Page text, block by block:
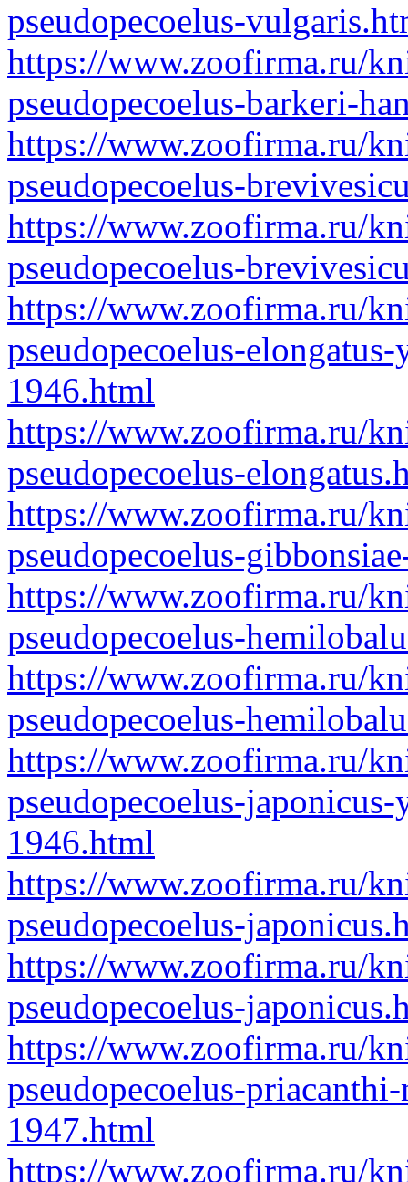
pseudopecoelus-
https://www.zoofirma.ru/
pseudopecoelus-barkeri-
https://www.zoofirma.ru/
pseudopecoelus-
https://www.zoofirma.ru/
pseudopecoelus-
https://www.zoofirma.ru/
pseudopecoelus-
1946.html
https://www.zoofirma.ru/
pseudopecoelus-
https://www.zoofirma.ru/
pseudopecoelus-
https://www.zoofirma.ru/
pseudopecoelus-
https://www.zoofirma.ru/
pseudopecoelus-
https://www.zoofirma.ru/
pseudopecoelus-
1946.html
https://www.zoofirma.ru/
pseudopecoelus-
https://www.zoofirma.ru/
pseudopecoelus-
https://www.zoofirma.ru/
pseudopecoelus-
1947.html
https://www.zoofirma.ru/